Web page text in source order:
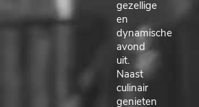
gezellige
en
dynamische
avond
uit.
Naast
culinair
genieten